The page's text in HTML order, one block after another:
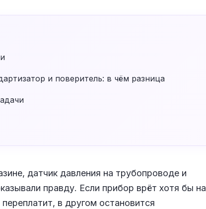
и поверитель: в чём разница
датчик давления на трубопроводе и
правду. Если прибор врёт хотя бы на
в другом остановится